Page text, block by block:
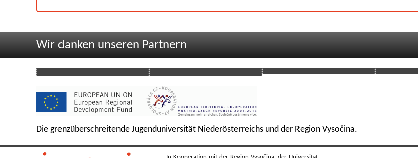
Wir danken unseren Partnern
Die grenzüberschreitende Jugenduniversität Niederösterreichs und der Region Vysočina.